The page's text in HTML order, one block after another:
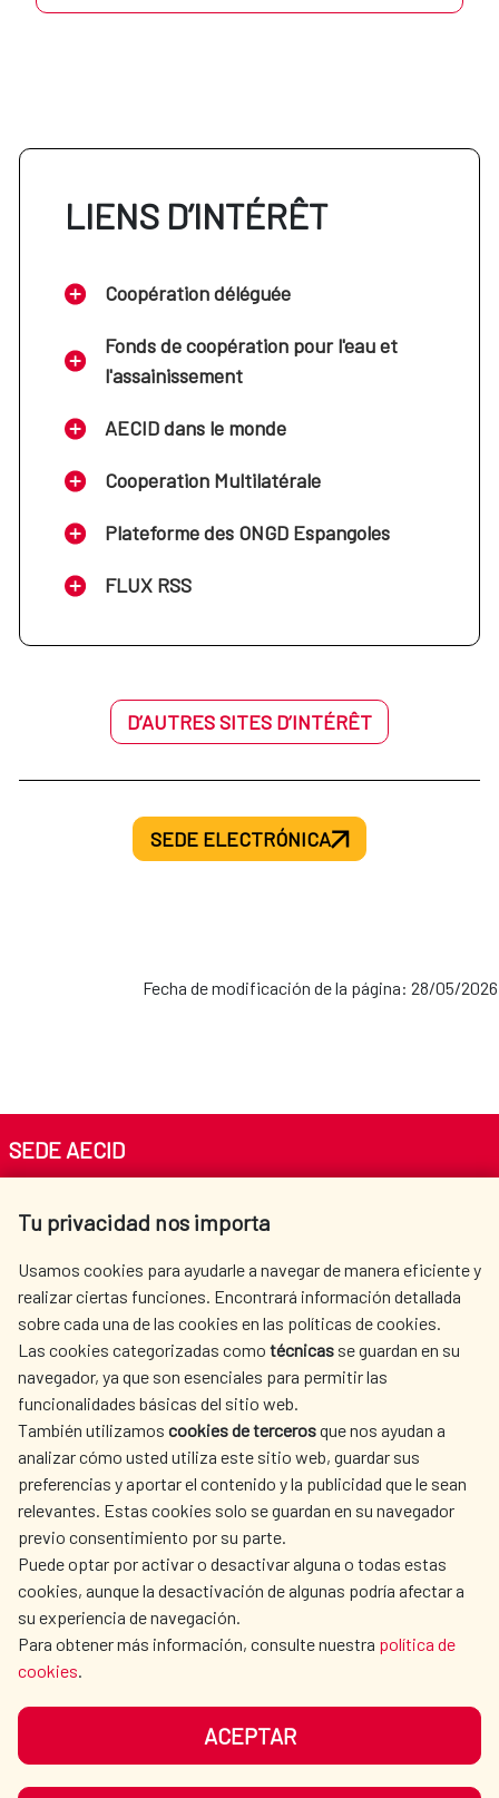
LIENS D’INTÉRÊT
Coopération déléguée
Fonds de coopération pour l'eau et
l'assainissement
AECID dans le monde
Cooperation Multilatérale
Plateforme des ONGD Espangoles
FLUX RSS
D’AUTRES SITES D’INTÉRÊT
SEDE ELECTRÓNICA
Fecha de modificación de la página: 28/05/2026
Tu privacidad nos importa
Usamos cookies para ayudarle a navegar de manera eficiente y
realizar ciertas funciones. Encontrará información detallada
sobre cada una de las cookies en las políticas de cookies.
Las cookies categorizadas como técnicas se guardan en su
navegador, ya que son esenciales para permitir las
funcionalidades básicas del sitio web.
También utilizamos cookies de tercerosque nos ayudan a
analizar cómo usted utiliza este sitio web, guardar sus
preferencias y aportar el contenido y la publicidad que le sean
relevantes. Estas cookies solo se guardan en su navegador
previo consentimiento por su parte.
Puede optar por activar o desactivar alguna o todas estas
cookies, aunque la desactivación de algunas podría afectar a
su experiencia de navegación.
Para obtener más información, consulte nuestra política de
cookies.
ACEPTAR
SEDE AECID
Tel. +34 900 20 30 54​​​​​​​
AECID
OÙ NOUS COOPÉRONS
L'ACTION HUMANITAIRE
ESPAGNOLE
SALLE DE PRESSE
CULTURE ET SCIENCE BIBLIOTHÈQUE
NOS RÉSEAUX SOCIAUX
PROTECTION DES DONNÉES